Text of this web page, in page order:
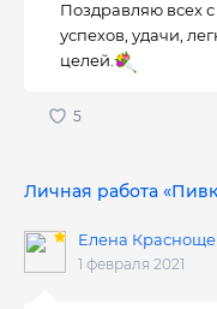
Поздравляю всех
успехов, удачи,
целей.
Личная работа
Елена
1 февраля 2021